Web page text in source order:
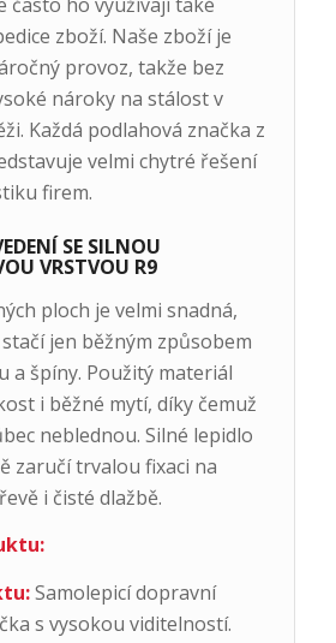
zboží. Naše zboží je
provoz, takže bez
nároky na stálost v
Každá podlahová značka z
velmi chytré řešení
firem.
SE SILNOU
VRSTVOU R9
ploch je velmi snadná,
jen běžným způsobem
a špíny. Použitý materiál
i běžné mytí, díky čemuž
neblednou. Silné lepidlo
zaručí trvalou fixaci na
i čisté dlažbě.
Samolepicí dopravní
s vysokou viditelností.